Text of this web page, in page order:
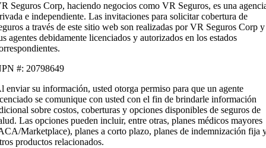
Seguros Corp, haciendo negocios como VR Seguros, es una
e independiente. Las invitaciones para solicitar cobertura de
a través de este sitio web son realizadas por VR Seguros Corp y
agentes debidamente licenciados y autorizados en los estados
#: 20798649
enviar su información, usted otorga permiso para que un agente
se comunique con usted con el fin de brindarle información
sobre costos, coberturas y opciones disponibles de seguros de
Las opciones pueden incluir, entre otras, planes médicos mayores
Marketplace), planes a corto plazo, planes de indemnización fija
productos relacionados.